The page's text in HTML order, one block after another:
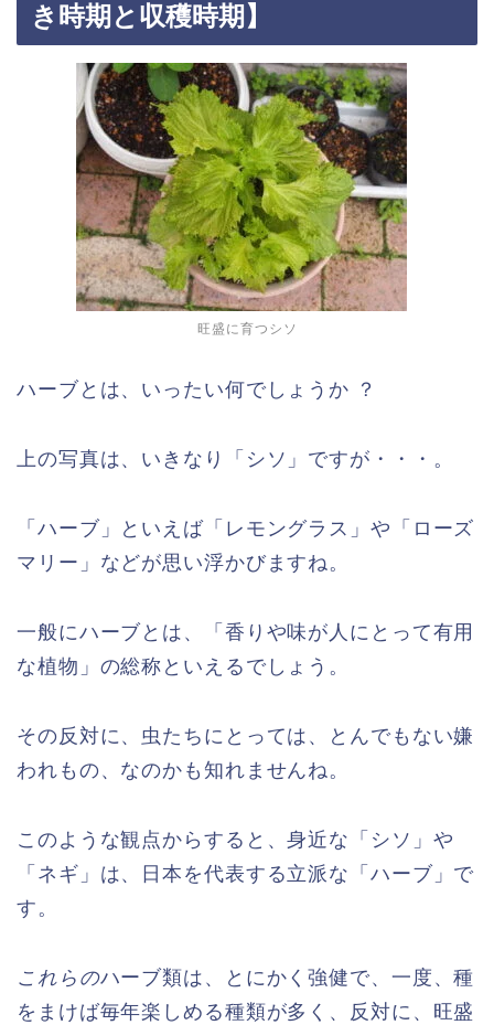
き時期と収穫時期】
旺盛に育つシソ
ハーブとは、いったい何でしょうか ？
上の写真は、いきなり「シソ」ですが・・・。
「ハーブ」といえば「レモングラス」や「ローズ
マリー」などが思い浮かびますね。
一般にハーブとは、「香りや味が人にとって有用
な植物」の総称といえるでしょう。
その反対に、虫たちにとっては、とんでもない嫌
われもの、なのかも知れませんね。
このような観点からすると、身近な「シソ」や
「ネギ」は、日本を代表する立派な「ハーブ」で
す。
これらのハーブ類は、とにかく強健で、一度、種
をまけば毎年楽しめる種類が多く、反対に、旺盛